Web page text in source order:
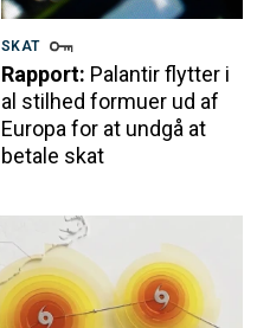
SKAT
Rapport: Palantir flytter i
al stilhed formuer ud af
Europa for at undgå at
betale skat